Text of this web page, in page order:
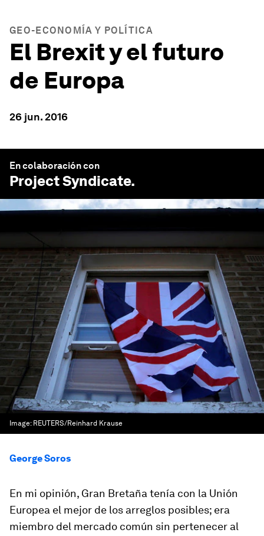
GEO-ECONOMÍA Y POLÍTICA
El Brexit y el futuro
de Europa
26 jun. 2016
En colaboración con
Project Syndicate.
Image: REUTERS/Reinhard Krause
George Soros
En mi opinión, Gran Bretaña tenía con la Unión
Europea el mejor de los arreglos posibles; era
miembro del mercado común sin pertenecer al